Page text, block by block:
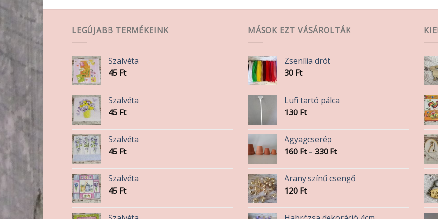
termékoldalon
LEGÚJABB TERMÉKEINK
Szalvéta
45 Ft
Szalvéta
45 Ft
Szalvéta
45 Ft
Szalvéta
45 Ft
MÁSOK EZT VÁSÁROLTÁK
Zsenília drót
30 Ft
Lufi tartó pálca
130 Ft
Agyagcserép
160 Ft – 330 FtÁrtartomány:
-
330 Ft
Arany színű csengő
120 Ft